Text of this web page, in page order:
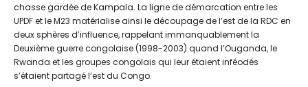
chasse gardée de Kampala. La ligne de démarcation entre les
UPDF et le M23 matérialise ainsi le découpage de l’est de la RDC en
deux sphères d’influence, rappelant immanquablement la
Deuxième guerre congolaise (1998-2003) quand l’Ouganda, le
Rwanda et les groupes congolais qui leur étaient inféodés
s’étaient partagé l’est du Congo.